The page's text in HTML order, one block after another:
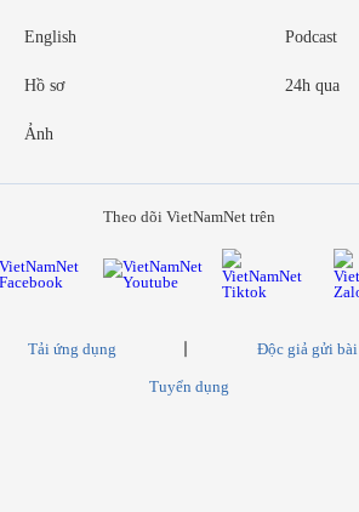
English
Hồ sơ
Ảnh
Podcast
24h qua
Theo dõi VietNamNet trên
Tải ứng dụng Độc giả gửi bài
Tuyển dụng